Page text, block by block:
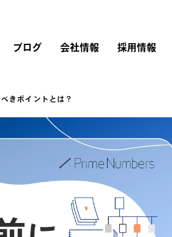
ブログ 会社情報 採用情報
Twitter広告
LinkedIn広告
針
ー
ング
ー
きポイントとは？